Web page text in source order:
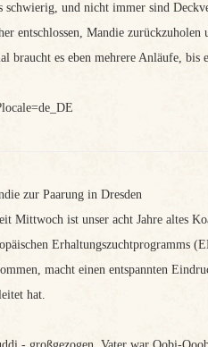
schwierig, und nicht immer sind
entschlossen, Mandie
braucht es eben mehrere Anläufe, bis
zur Paarung in Dresden
Mittwoch ist unser acht Jahre altes
Erhaltungszuchtprogramms
macht einen entspannten
hat.